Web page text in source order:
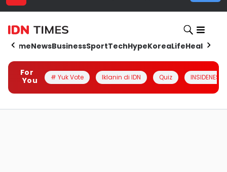
HomeNewsBusinessSportTechHypeKoreaLifeHealth
For
You
# Yuk Vote Iklanin di IDN Quiz INSIDENESIA